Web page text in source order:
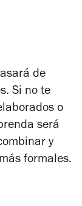
de
Si no te
o
será
y
formales.